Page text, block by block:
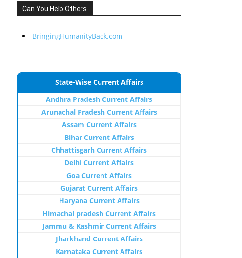
Can You Help Others
BringingHumanityBack.com
State-Wise Current Affairs
Andhra Pradesh Current Affairs
Arunachal Pradesh Current Affairs
Assam Current Affairs
Bihar Current Affairs
Chhattisgarh Current Affairs
Delhi Current Affairs
Goa Current Affairs
Gujarat Current Affairs
Haryana Current Affairs
Himachal pradesh Current Affairs
Jammu & Kashmir Current Affairs
Jharkhand Current Affairs
Karnataka Current Affairs